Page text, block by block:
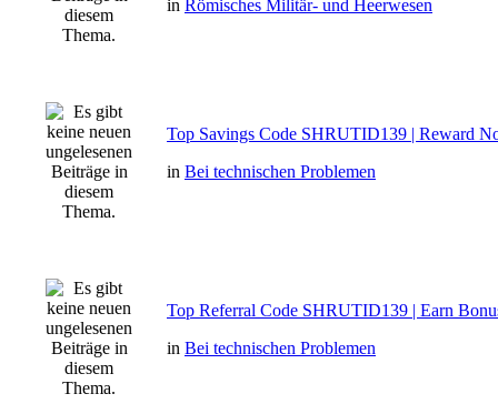
in Römisches Militär- und Heerwesen
Top Savings Code SHRUTID139 | Reward
in Bei technischen Problemen
Top Referral Code SHRUTID139 | Earn
in Bei technischen Problemen